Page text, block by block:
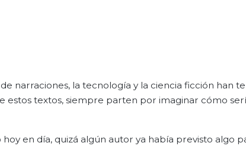
narraciones, la tecnología y la ciencia ficción han
estos textos, siempre parten por imaginar cómo
en día, quizá algún autor ya había previsto algo